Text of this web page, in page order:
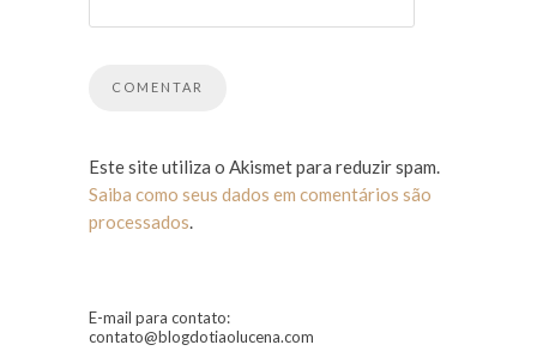
Este site utiliza o Akismet para reduzir spam.
Saiba como seus dados em comentários são
processados.
E-mail para contato:
contato@blogdotiaolucena.com